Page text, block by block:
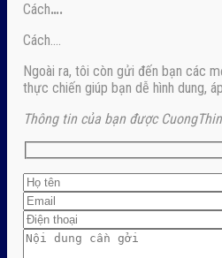
Cách….
Cách….
Ngoài ra, tôi còn gửi đến bạn các
thực chiến giúp bạn dễ hình dung,
Thông tin của bạn được